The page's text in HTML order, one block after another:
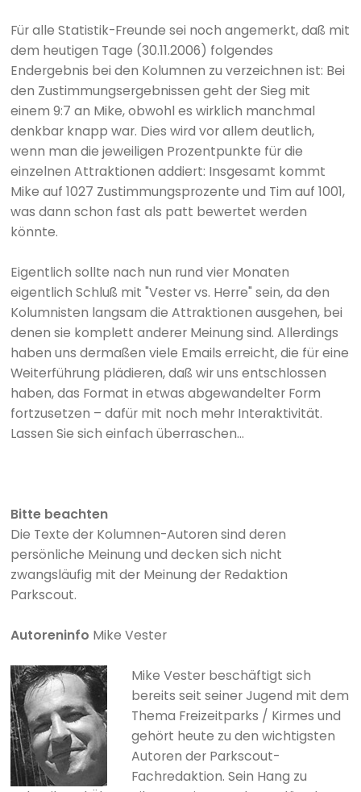
Für alle Statistik-Freunde sei noch angemerkt, daß mit
dem heutigen Tage (30.11.2006) folgendes
Endergebnis bei den Kolumnen zu verzeichnen ist: Bei
den Zustimmungsergebnissen geht der Sieg mit
einem 9:7 an Mike, obwohl es wirklich manchmal
denkbar knapp war. Dies wird vor allem deutlich,
wenn man die jeweiligen Prozentpunkte für die
einzelnen Attraktionen addiert: Insgesamt kommt
Mike auf 1027 Zustimmungsprozente und Tim auf 1001,
was dann schon fast als patt bewertet werden
könnte.
Eigentlich sollte nach nun rund vier Monaten
eigentlich Schluß mit "Vester vs. Herre" sein, da den
Kolumnisten langsam die Attraktionen ausgehen, bei
denen sie komplett anderer Meinung sind. Allerdings
haben uns dermaßen viele Emails erreicht, die für eine
Weiterführung plädieren, daß wir uns entschlossen
haben, das Format in etwas abgewandelter Form
fortzusetzen – dafür mit noch mehr Interaktivität.
Lassen Sie sich einfach überraschen...
Bitte beachten
Die Texte der Kolumnen-Autoren sind deren
persönliche Meinung und decken sich nicht
zwangsläufig mit der Meinung der Redaktion
Parkscout.
Autoreninfo Mike Vester
Mike Vester beschäftigt sich
bereits seit seiner Jugend mit dem
Thema Freizeitparks / Kirmes und
gehört heute zu den wichtigsten
Autoren der Parkscout-
Fachredaktion. Sein Hang zu